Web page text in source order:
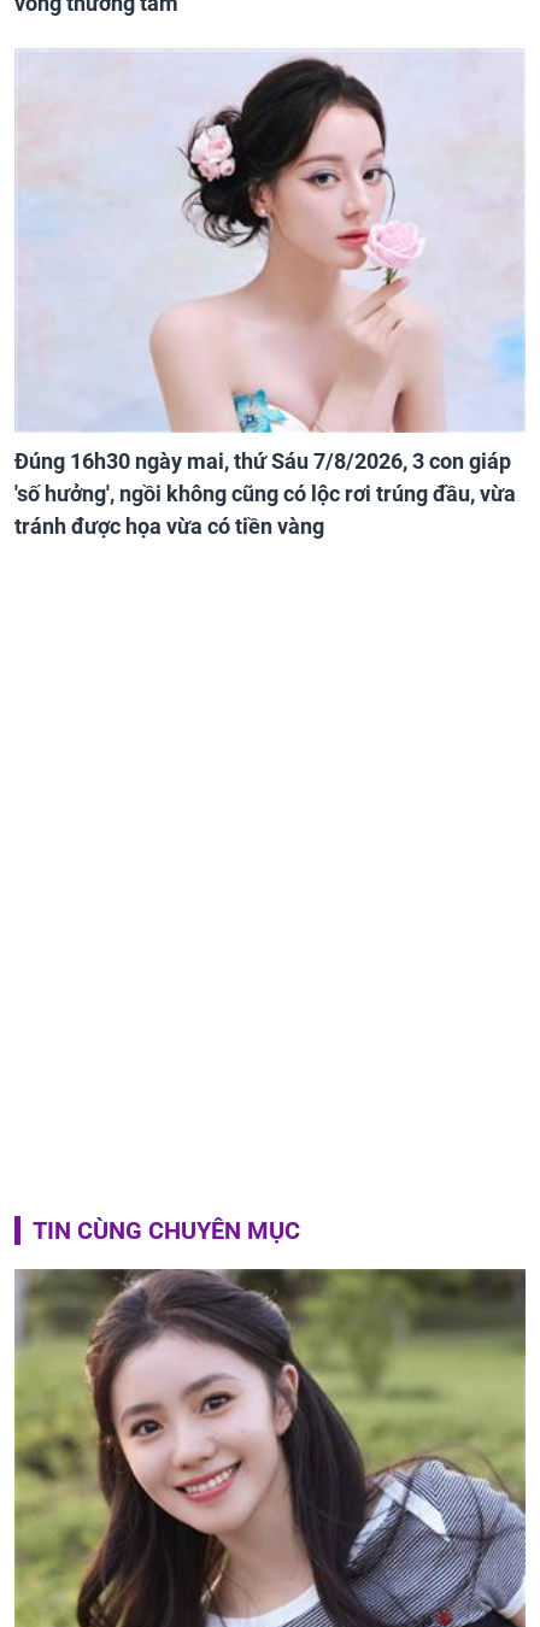
Đúng 16h30 ngày mai, thứ Sáu 7/8/2026, 3 con giáp
'số hưởng', ngồi không cũng có lộc rơi trúng đầu, vừa
tránh được họa vừa có tiền vàng
TIN CÙNG CHUYÊN MỤC